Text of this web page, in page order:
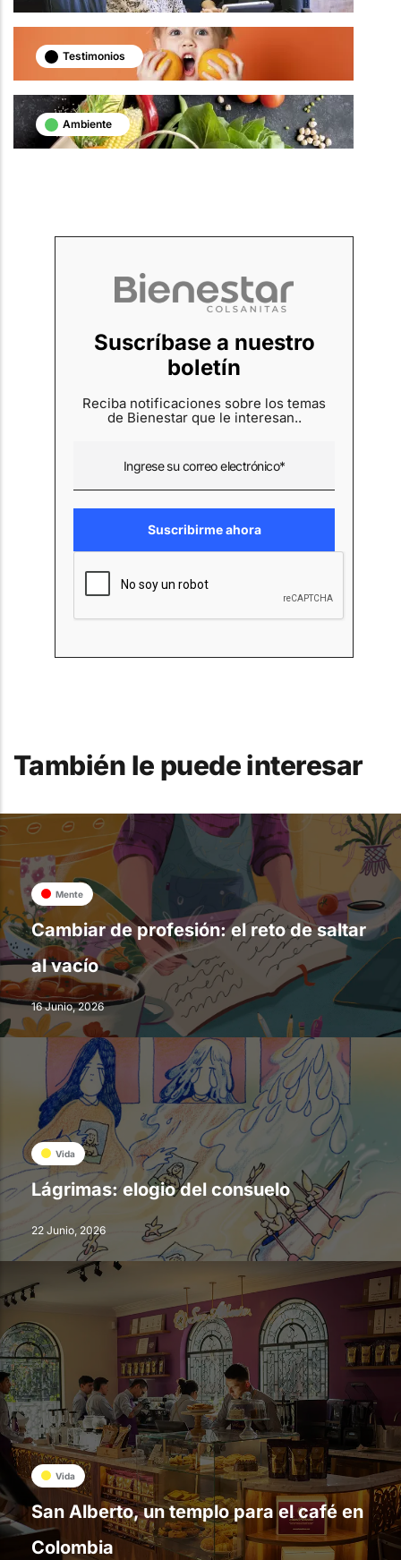
Testimonios
Ambiente
Suscríbase a nuestro
boletín
Reciba notificaciones sobre los temas
de Bienestar que le interesan..
También le puede interesar
Mente
Cambiar de profesión: el reto de saltar
al vacío
16 Junio, 2026
Vida
Lágrimas: elogio del consuelo
22 Junio, 2026
Vida
San Alberto, un templo para el café en
Colombia